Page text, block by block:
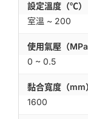
設定溫度（℃）
室溫 ~ 200
使用氣壓（MPa
0 ~ 0.5
黏合寬度（mm
1600